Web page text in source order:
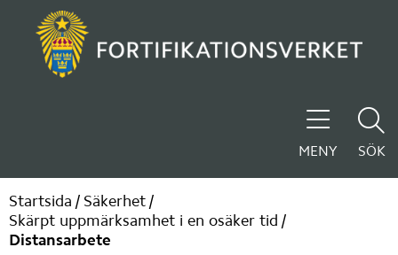
MENY SÖK
Startsida / Säkerhet/
Skärpt uppmärksamhet i en osäker tid /
Distansarbete